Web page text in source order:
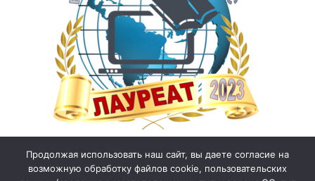
Продолжая использовать наш сайт, вы даете согласие на
возможную обработку файлов cookie, пользовательских